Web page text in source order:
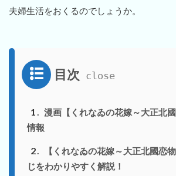
夫婦生活をおくるのでしょうか。
目次
1
漫画【くれなゐの花嫁～大正北
情報
2
【くれなゐの花嫁～大正北國恋
じをわかりやすく解説！